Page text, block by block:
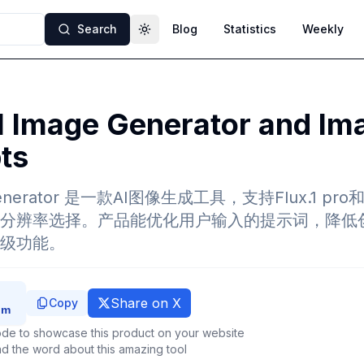
Search Toggle theme
Blog Statistics Weekly
Image Generator and
是一款AI图像生成工具，支持Flux.1 pro
辨率选择。产品能优化用户输入的提示词，降低
功能。
Copy Share on X
to showcase this product on your website
the word about this amazing tool